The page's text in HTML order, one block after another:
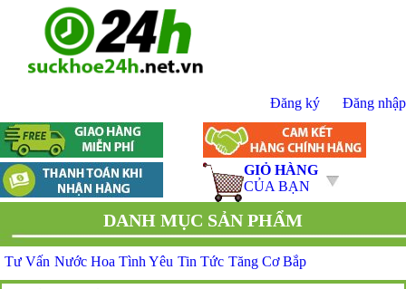
Đăng ký Đăng nhập
GIỎ HÀNG
CỦA BẠN
DANH MỤC SẢN PHẨM
Tư Vấn Nước Hoa Tình Yêu Tin Tức Tăng Cơ Bắp